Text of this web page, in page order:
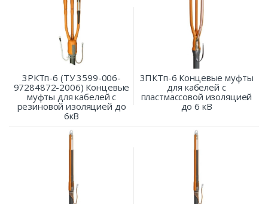
3РКТп-6 (ТУ 3599-006-
97284872-2006) Концевые
муфты для кабелей с
резиновой изоляцией до
6кВ
3ПКТп-6 Концевые муфты
для кабелей с
пластмассовой изоляцией
до 6 кВ